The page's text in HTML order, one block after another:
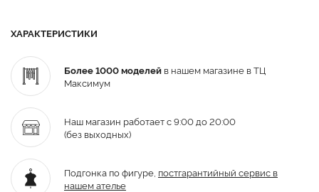
ХАРАКТЕРИСТИКИ
Более 1000 моделей в нашем магазине в ТЦ
Максимум
Наш магазин работает с 9:00 до 20:00
(без выходных)
Подгонка по фигуре, постгарантийный сервис в
нашем ателье